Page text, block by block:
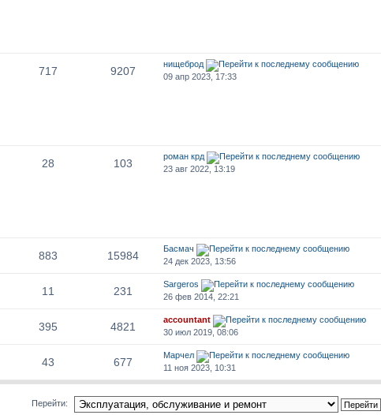
717 9207
нищеброд
09 апр 2023, 17:33
28 103
роман крд
23 авг 2022, 13:19
883 15984
Басмач
24 дек 2023, 13:56
11 231
Sargeros
26 фев 2014, 22:21
395 4821
accountant
30 июл 2019, 08:06
43 677
Марчел
11 ноя 2023, 10:31
Перейти: